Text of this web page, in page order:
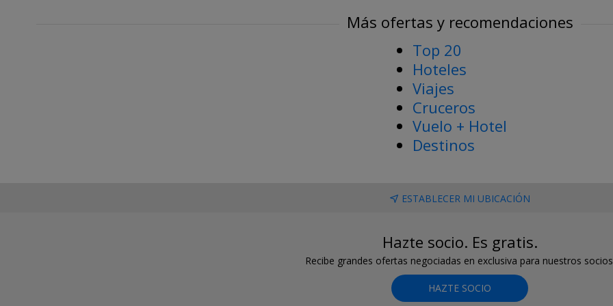
Más ofertas y recomendaciones
Top 20
Hoteles
Viajes
Cruceros
Vuelo + Hotel
Destinos
ESTABLECER MI UBICACIÓN
Hazte socio. Es gratis.
Recibe grandes ofertas negociadas en exclusiva para nuestros
HAZTE SOCIO